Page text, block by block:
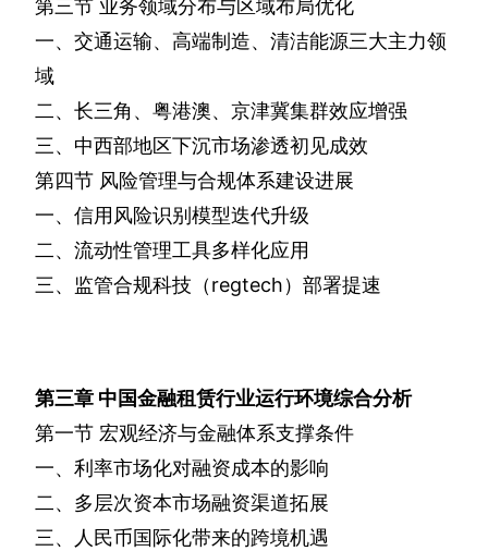
第三节 业务领域分布与区域布局优化
一、交通运输、高端制造、清洁能源三大主力领
域
二、长三角、粤港澳、京津冀集群效应增强
三、中西部地区下沉市场渗透初见成效
第四节 风险管理与合规体系建设进展
一、信用风险识别模型迭代升级
二、流动性管理工具多样化应用
三、监管合规科技（regtech）部署提速
第三章 中国金融租赁行业运行环境综合分析
第一节 宏观经济与金融体系支撑条件
一、利率市场化对融资成本的影响
二、多层次资本市场融资渠道拓展
三、人民币国际化带来的跨境机遇